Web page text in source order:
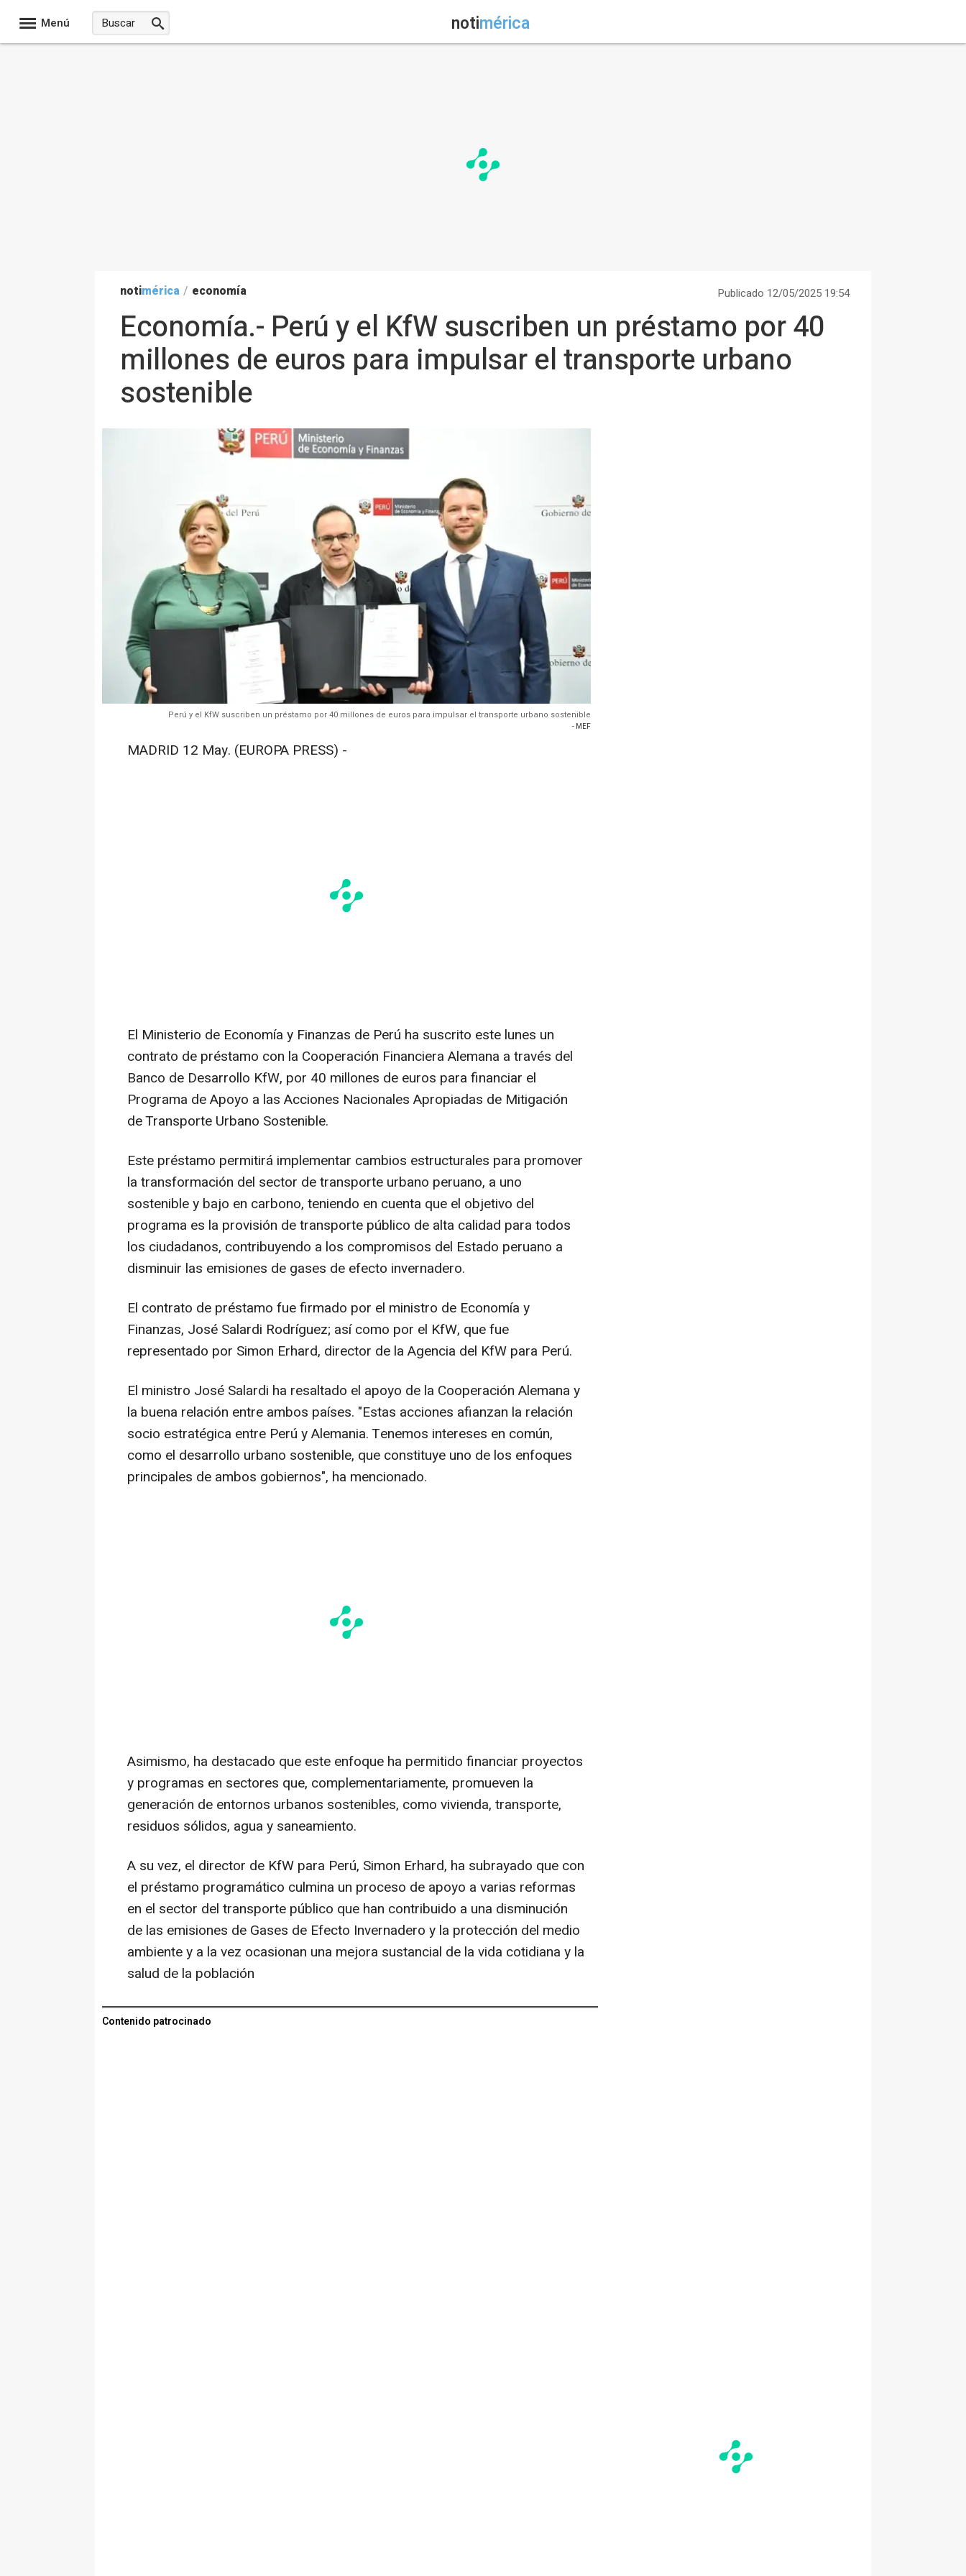
Menú notimérica
notimérica / economía Publicado 12/05/2025 19:54
Economía.- Perú y el KfW suscriben un préstamo por 40
millones de euros para impulsar el transporte urbano
sostenible
Perú y el KfW suscriben un préstamo por 40 millones de euros para impulsar el transporte urbano sostenible
- MEF
MADRID 12 May. (EUROPA PRESS) -
El Ministerio de Economía y Finanzas de Perú ha suscrito este lunes un
contrato de préstamo con la Cooperación Financiera Alemana a través del
Banco de Desarrollo KfW, por 40 millones de euros para financiar el
Programa de Apoyo a las Acciones Nacionales Apropiadas de Mitigación
de Transporte Urbano Sostenible.
Este préstamo permitirá implementar cambios estructurales para promover
la transformación del sector de transporte urbano peruano, a uno
sostenible y bajo en carbono, teniendo en cuenta que el objetivo del
programa es la provisión de transporte público de alta calidad para todos
los ciudadanos, contribuyendo a los compromisos del Estado peruano a
disminuir las emisiones de gases de efecto invernadero.
El contrato de préstamo fue firmado por el ministro de Economía y
Finanzas, José Salardi Rodríguez; así como por el KfW, que fue
representado por Simon Erhard, director de la Agencia del KfW para Perú.
El ministro José Salardi ha resaltado el apoyo de la Cooperación Alemana y
la buena relación entre ambos países. "Estas acciones afianzan la relación
socio estratégica entre Perú y Alemania. Tenemos intereses en común,
como el desarrollo urbano sostenible, que constituye uno de los enfoques
principales de ambos gobiernos", ha mencionado.
Asimismo, ha destacado que este enfoque ha permitido financiar proyectos
y programas en sectores que, complementariamente, promueven la
generación de entornos urbanos sostenibles, como vivienda, transporte,
residuos sólidos, agua y saneamiento.
A su vez, el director de KfW para Perú, Simon Erhard, ha subrayado que con
el préstamo programático culmina un proceso de apoyo a varias reformas
en el sector del transporte público que han contribuido a una disminución
de las emisiones de Gases de Efecto Invernadero y la protección del medio
ambiente y a la vez ocasionan una mejora sustancial de la vida cotidiana y la
salud de la población
Contenido patrocinado